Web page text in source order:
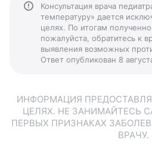
Консультация врача
температуру» дается
целях. По итогам
пожалуйста, обратитесь к
выявления возможных
Ответ опубликован 8
ИНФОРМАЦИЯ
ЦЕЛЯХ. НЕ ЗАНИМАЙТЕСЬ
ПЕРВЫХ ПРИЗНАКАХ
ВРАЧУ.